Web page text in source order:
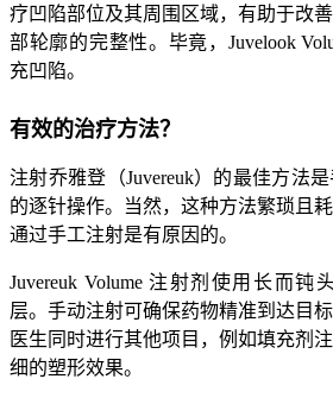
疗凹陷部位及其周围区域，有助于改
部轮廓的完整性。毕竟，Juvelook
充凹陷。
有效的治疗方法？
注射乔雅登（Juvereuk）的最佳方法
的逐针操作。当然，这种方法繁琐且
通过手工注射是有原因的。
Juvereuk Volume 注射剂使用长而钝
层。手动注射可确保药物精准到达目
医生同时进行其他项目，例如填充剂
细的塑形效果。